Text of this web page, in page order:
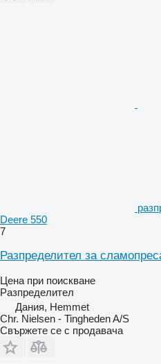
Deere 550
7
Разпределител за
Цена при поискване
Разпределител
Дания, Hemmet
Chr. Nielsen - Tingheden A/S
Свържете се с продавача